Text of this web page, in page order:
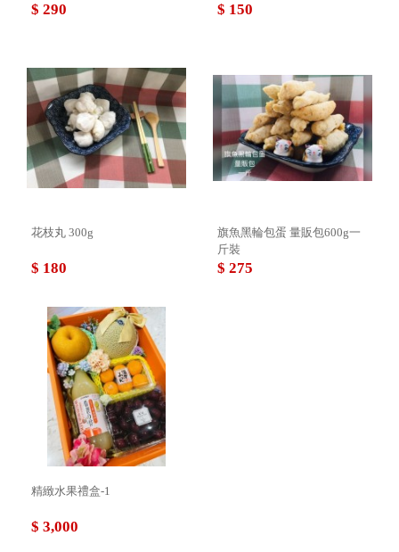
$ 290 $ 150
花枝丸 300g
$ 180
旗魚黑輪包蛋 量販包600g一
斤裝
$ 275
精緻水果禮盒-1
$ 3,000